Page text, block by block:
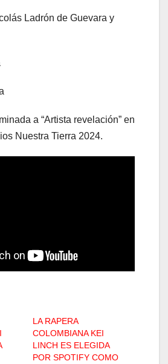
Ladrón de Guevara y
a “Artista revelación” en
Nuestra Tierra 2024.
LA RAPERA
COLOMBIANA KEI
LINCH ES ELEGIDA
POR SPOTIFY COMO